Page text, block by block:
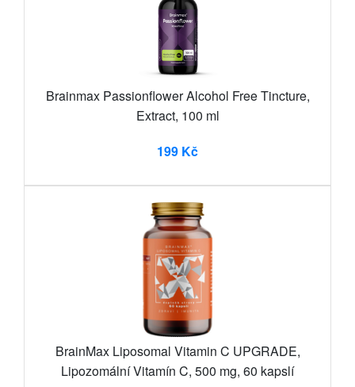
Brainmax Passionflower Alcohol Free Tincture,
Extract, 100 ml
199 Kč
BrainMax Liposomal Vitamin C UPGRADE,
Lipozomální Vitamín C, 500 mg, 60 kapslí